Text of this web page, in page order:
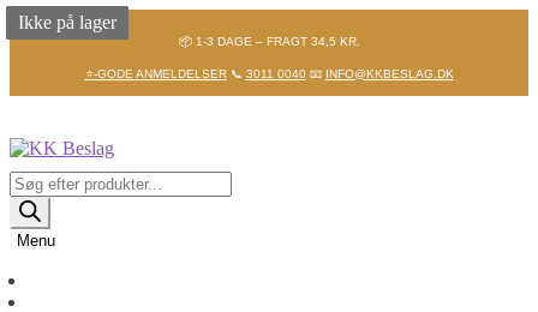
📦 1-3 DAGE – FRAGT 34,5 KR.
⭐-GODE ANMELDELSER📞 3011 0040📧 INFO@KKBESLAG.DK
Spring
til
navigation
Spring
til
indhold
Products
search
Menu
Ikke på lager
Ikke på lager
Ikke på lager